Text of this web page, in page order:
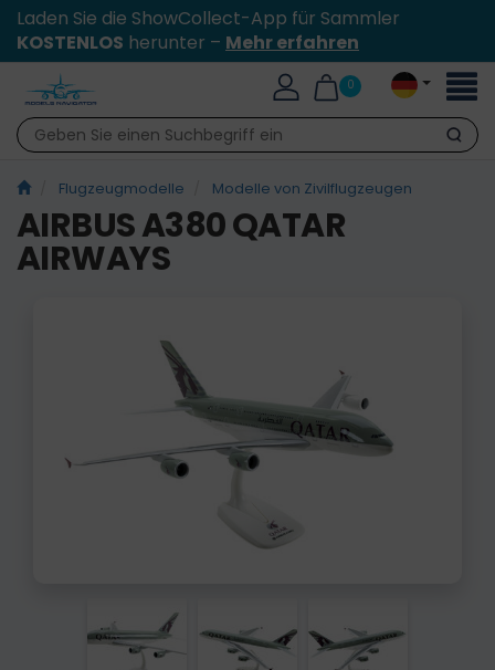
Laden Sie die ShowCollect-App für Sammler
KOSTENLOS herunter – Mehr erfahren
0
Suche
Flugzeugmodelle Modelle von Zivilflugzeugen
AIRBUS A380 QATAR
AIRWAYS